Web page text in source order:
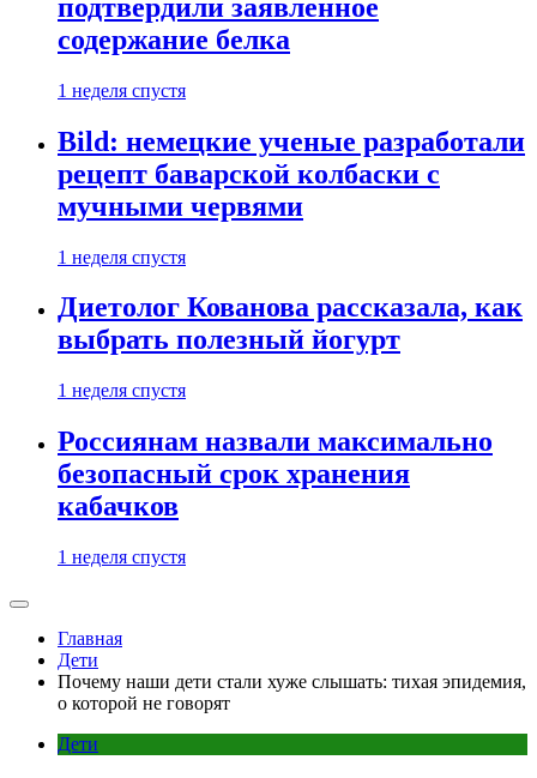
подтвердили заявленное
содержание белка
1 неделя спустя
Bild: немецкие ученые разработали
рецепт баварской колбаски с
мучными червями
1 неделя спустя
Диетолог Кованова рассказала, как
выбрать полезный йогурт
1 неделя спустя
Россиянам назвали максимально
безопасный срок хранения
кабачков
1 неделя спустя
Главная
Дети
Почему наши дети стали хуже слышать: тихая эпидемия,
о которой не говорят
Дети